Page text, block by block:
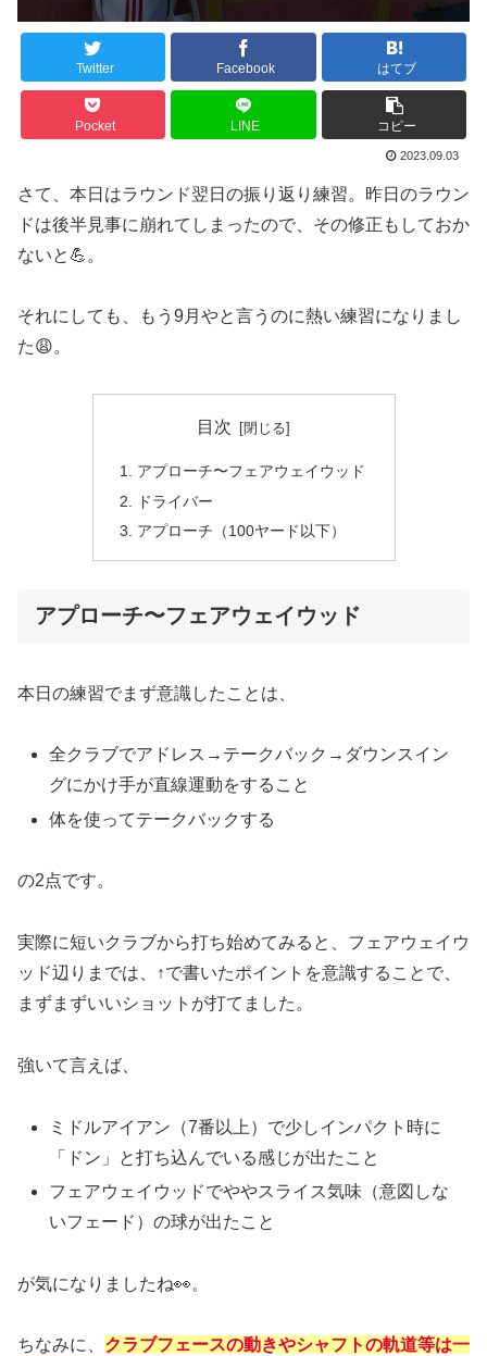
Twitter Facebook はてブ
Pocket LINE コピー
2023.09.03
さて、本日はラウンド翌日の振り返り練習。昨日のラウン
ドは後半見事に崩れてしまったので、その修正もしておか
ないと💪。
それにしても、もう9月やと言うのに熱い練習になりまし
た😩。
目次
アプローチ〜フェアウェイウッド
ドライバー
アプローチ（100ヤード以下）
アプローチ〜フェアウェイウッド
本日の練習でまず意識したことは、
全クラブでアドレス→テークバック→ダウンスイン
グにかけ手が直線運動をすること
体を使ってテークバックする
の2点です。
実際に短いクラブから打ち始めてみると、フェアウェイウ
ッド辺りまでは、↑で書いたポイントを意識することで、
まずまずいいショットが打てました。
強いて言えば、
ミドルアイアン（7番以上）で少しインパクト時に
「ドン」と打ち込んでいる感じが出たこと
フェアウェイウッドでややスライス気味（意図しな
いフェード）の球が出たこと
が気になりましたね👀。
ちなみに、 クラブフェースの動きやシャフトの軌道等は一